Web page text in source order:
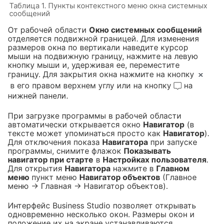
Таблица 1. Пункты контекстного меню окна системных
сообщений
От рабочей области Окно системных сообщений
отделяется подвижной границей. Для изменения
размеров окна по вертикали наведите курсор
мыши на подвижную границу, нажмите на левую
кнопку мыши и, удерживая ее, переместите
границу. Для закрытия окна нажмите на кнопку
в его правом верхнем углу или на кнопку
на
нижней панели.
При загрузке программы в рабочей области
автоматически открывается окно Навигатор (в
тексте может упоминаться просто как Навигатор).
Для отключения показа Навигатора при запуске
программы, снимите флажок Показывать
навигатор при старте в Настройках пользователя.
Для открытия Навигатора нажмите в Главном
меню пункт меню Навигатор объектов (Главное
меню → Главная → Навигатор объектов).
Интерфейс Business Studio позволяет открывать
одновременно несколько окон. Размеры окон и